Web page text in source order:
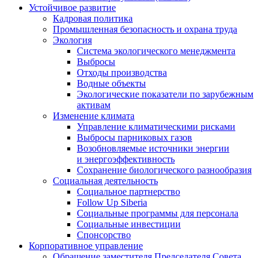
Устойчивое развитие
Кадровая политика
Промышленная безопасность и охрана труда
Экология
Система экологического менеджмента
Выбросы
Отходы производства
Водные объекты
Экологические показатели по зарубежным
активам
Изменение климата
Управление климатическими рисками
Выбросы парниковых газов
Возобновляемые источники энергии
и энергоэффективность
Сохранение биологического разнообразия
Социальная деятельность
Социальное партнерство
Follow Up Siberia
Социальные программы для персонала
Социальные инвестиции
Спонсорство
Корпоративное управление